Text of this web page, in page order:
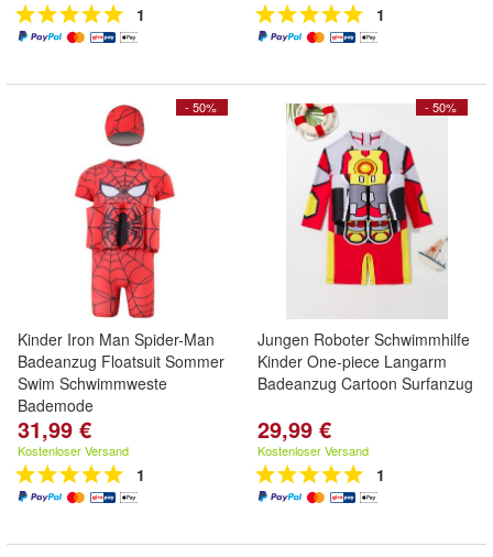
1 1
- 50%
Kinder Iron Man Spider-Man
Badeanzug Floatsuit Sommer
Swim Schwimmweste
Bademode
31,99 €
Kostenloser Versand
1
- 50%
Jungen Roboter Schwimmhilfe
Kinder One-piece Langarm
Badeanzug Cartoon Surfanzug
29,99 €
Kostenloser Versand
1